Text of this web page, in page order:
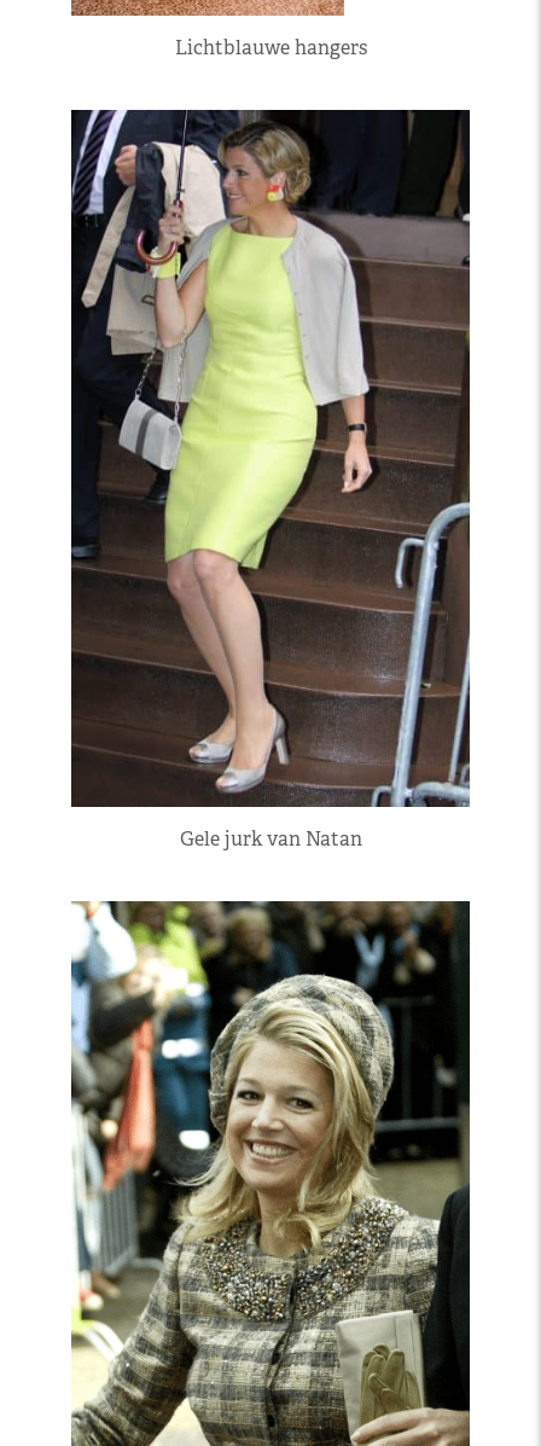
Lichtblauwe hangers
Gele jurk van Natan